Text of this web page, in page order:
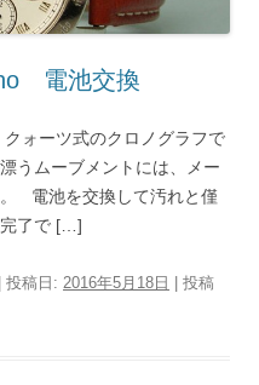
電池交換
ォーツ式のクロノグラフで
うムーブメントには、メー
電池を交換して汚れと僅
完了で […]
| 投稿日: 2016年5月18日
投稿